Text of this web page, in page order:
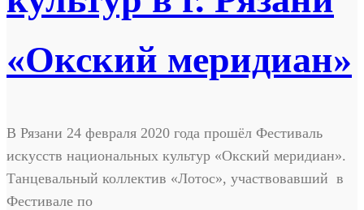
«Окский меридиан»
В Рязани 24 февраля 2020 года прошёл Фестиваль
искусств национальных культур «Окский меридиан».
Танцевальный коллектив «Лотос», участвовавший в
Фестивале по